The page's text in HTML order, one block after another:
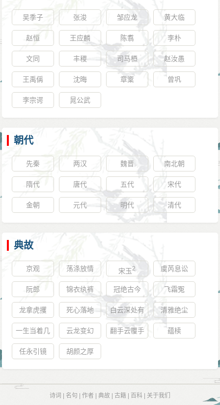
吴季子 张浚 邹应龙 黄大临
赵恒 王应麟 陈翥 李朴
文同 丰稷 司马槱 赵汝愚
王禹偁 沈晦 章楶 曾巩
李宗谔 晁公武
朝代
先秦 两汉 魏晋 南北朝
隋代 唐代 五代 宋代
金朝 元代 明代 清代
典故
京观 荡涤放情 宋玉2 虞芮息讼
阮郎 锦衣纨裤 冠绝古今 飞霜冤
龙拿虎攫 死心落地
白云深处有
人家
清雅绝尘
一生当着几
两屐
云龙变幻
翻手云覆手
蕴椟
任永引镜 胡颜之厚
诗词 名句 作者 典故 古籍 百科 关于我们